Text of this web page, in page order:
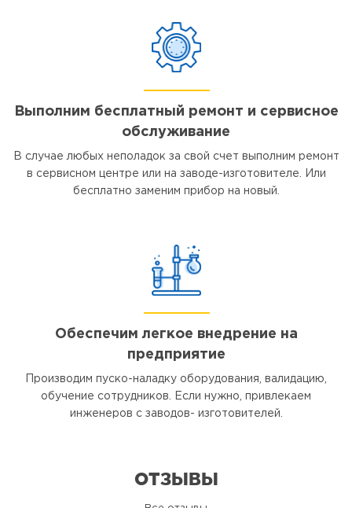
Выполним бесплатный ремонт и сервисное
обслуживание
В случае любых неполадок за свой счет выполним ремонт
в сервисном центре или на заводе-изготовителе. Или
бесплатно заменим прибор на новый.
Обеспечим легкое внедрение на
предприятие
Производим пуско-наладку оборудования, валидацию,
обучение сотрудников. Если нужно, привлекаем
инженеров с заводов- изготовителей.
ОТЗЫВЫ